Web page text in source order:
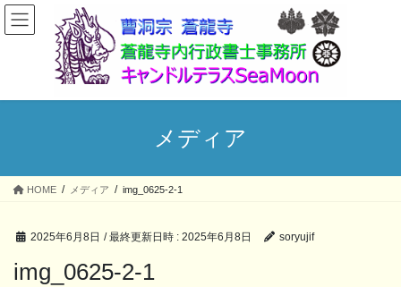
コ
ン
へ
プ
ナ
ビ
ョ
動
メディア
HOME メディア img_0625-2-1
2025年6月8日 / 最終更新日時 : 2025年6月8日 soryujif
img_0625-2-1